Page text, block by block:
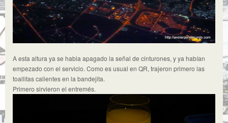
A esta altura ya se habia apagado la señal de cinturones, y ya habían
empezado con el servicio. Como es usual en QR, trajeron primero las
toallitas calientes en la bandejita.
Primero sirvieron el entremés.